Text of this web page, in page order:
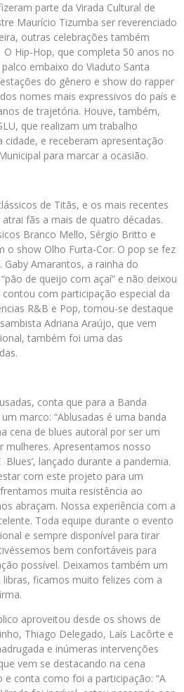
parte da Virada Cultural de
Maurício Tizumba ser reverenciado
outras celebrações também
Hip-Hop, que completa 50 anos no
embaixo do Viaduto Santa
do gênero e show do rapper
nomes mais expressivos do país e
de trajetória. Houve, também,
que realizam um trabalho
cidade, e receberam apresentação
para marcar a ocasião.
de Titãs, e os mais recentes
fãs a mais de quatro décadas.
Branco Mello, Sérgio Britto e
o show Olho Furta-Cor. O pop se fez
Gaby Amarantos, a rainha do
de queijo com açaí” e não deixou
com participação especial da
R&B e Pop, tornou-se destaque
Adriana Araújo, que vem
também foi uma das
conta que para a Banda
marco: “Ablusadas é uma banda
cena de blues autoral por ser um
Apresentamos nosso
Blues’, lançado durante a pandemia.
com este projeto para um
muita resistência ao
abraçam. Nossa experiência com a
Toda equipe durante o evento
e sempre disponível para tirar
bem confortáveis para
possível. Deixamos também um
ficamos muito felizes com a
aproveitou desde os shows de
Thiago Delegado, Laís Lacôrte e
e inúmeras intervenções
vem se destacando na cena
e conta como foi a participação: “A